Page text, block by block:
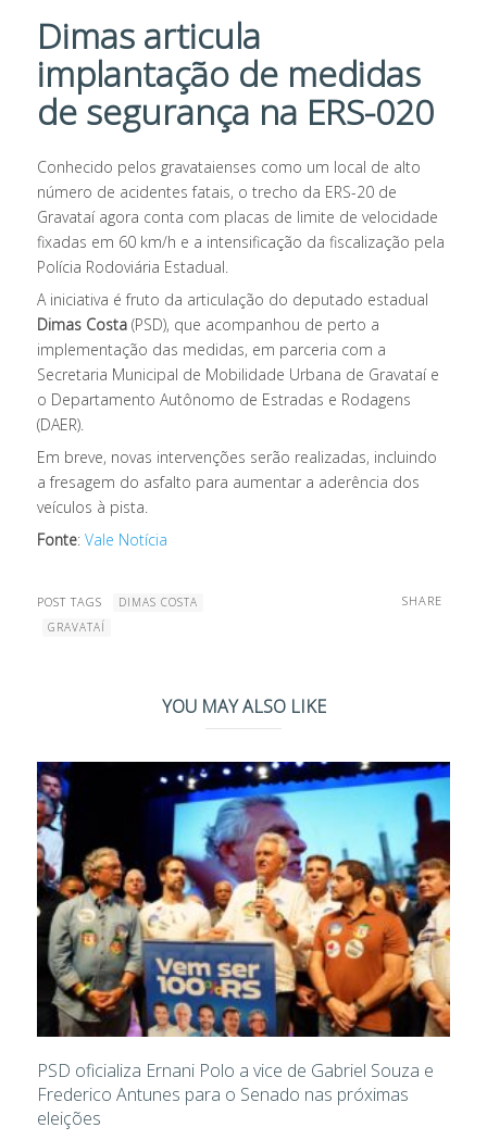
Dimas articula
implantação de medidas
de segurança na ERS-020
Conhecido pelos gravataienses como um local de alto
número de acidentes fatais, o trecho da ERS-20 de
Gravataí agora conta com placas de limite de velocidade
fixadas em 60 km/h e a intensificação da fiscalização pela
Polícia Rodoviária Estadual.
A iniciativa é fruto da articulação do deputado estadual
Dimas Costa (PSD), que acompanhou de perto a
implementação das medidas, em parceria com a
Secretaria Municipal de Mobilidade Urbana de Gravataí e
o Departamento Autônomo de Estradas e Rodagens
(DAER).
Em breve, novas intervenções serão realizadas, incluindo
a fresagem do asfalto para aumentar a aderência dos
veículos à pista.
Fonte:Vale Notícia
SHARE
POST TAGS
DIMAS COSTA
GRAVATAÍ
YOU MAY ALSO LIKE
PSD oficializa Ernani Polo a vice de Gabriel Souza e
Frederico Antunes para o Senado nas próximas
eleições